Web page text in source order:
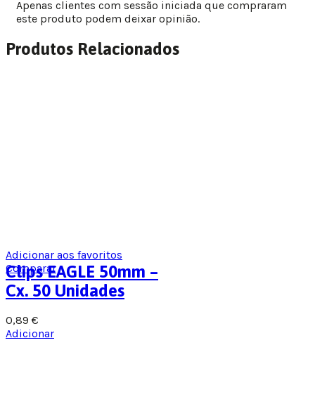
Apenas clientes com sessão iniciada que compraram
este produto podem deixar opinião.
Produtos Relacionados
Adicionar aos favoritos
Comparar
Clips EAGLE 50mm –
Cx. 50 Unidades
0,89 €
Adicionar